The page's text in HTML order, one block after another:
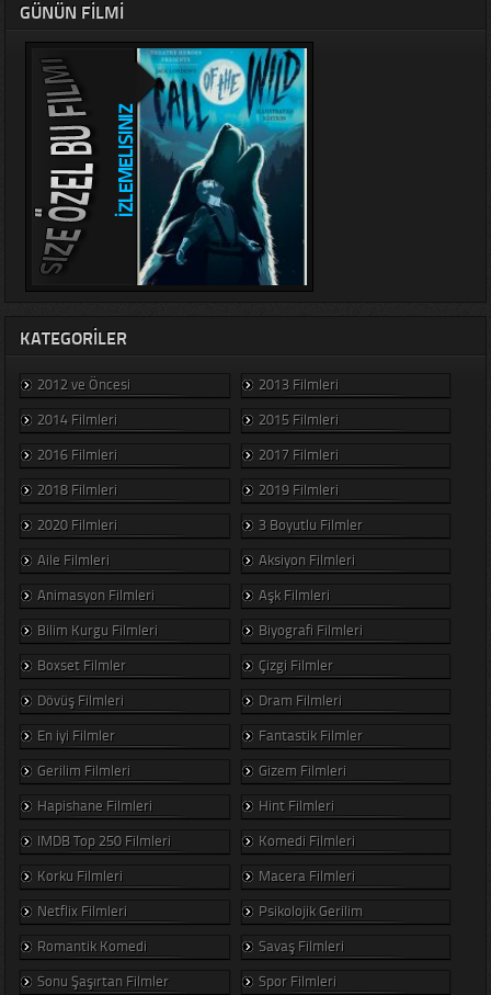
GÜNÜN FILMI
KATEGORILER
2012 ve Öncesi
2013 Filmleri
2014 Filmleri
2015 Filmleri
2016 Filmleri
2017 Filmleri
2018 Filmleri
2019 Filmleri
2020 Filmleri
3 Boyutlu Filmler
Aile Filmleri
Aksiyon Filmleri
Animasyon Filmleri
Aşk Filmleri
Bilim Kurgu Filmleri
Biyografi Filmleri
Boxset Filmler
Çizgi Filmler
Dövüş Filmleri
Dram Filmleri
En iyi Filmler
Fantastik Filmler
Gerilim Filmleri
Gizem Filmleri
Hapishane Filmleri
Hint Filmleri
IMDB Top 250 Filmleri
Komedi Filmleri
Korku Filmleri
Macera Filmleri
Netflix Filmleri
Psikolojik Gerilim
Romantik Komedi
Savaş Filmleri
Sonu Şaşırtan Filmler
Spor Filmleri